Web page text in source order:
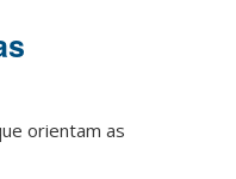
orientam as